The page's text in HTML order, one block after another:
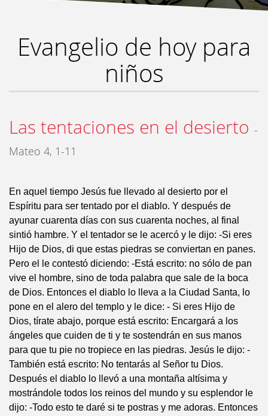
Evangelio de hoy para
niños
Las tentaciones en el desierto -
Mateo 4, 1-11
En aquel tiempo Jesús fue llevado al desierto por el
Espíritu para ser tentado por el diablo. Y después de
ayunar cuarenta días con sus cuarenta noches, al final
sintió hambre. Y el tentador se le acercó y le dijo: -Si eres
Hijo de Dios, di que estas piedras se conviertan en panes.
Pero el le contestó diciendo: -Está escrito: no sólo de pan
vive el hombre, sino de toda palabra que sale de la boca
de Dios. Entonces el diablo lo lleva a la Ciudad Santa, lo
pone en el alero del templo y le dice: - Si eres Hijo de
Dios, tírate abajo, porque está escrito: Encargará a los
ángeles que cuiden de ti y te sostendrán en sus manos
para que tu pie no tropiece en las piedras. Jesús le dijo: -
También está escrito: No tentarás al Señor tu Dios.
Después el diablo lo llevó a una montaña altísima y
mostrándole todos los reinos del mundo y su esplendor le
dijo: -Todo esto te daré si te postras y me adoras. Entonces